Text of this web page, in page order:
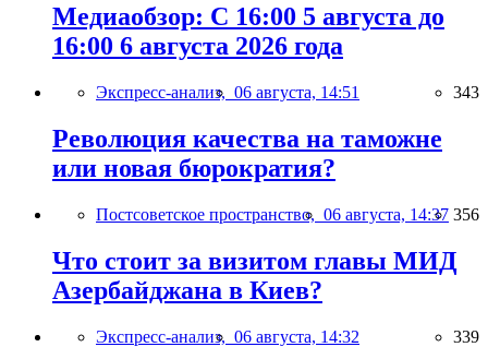
Медиаобзор: С 16:00 5 августа до
16:00 6 августа 2026 года
Экспресс-анализ, 06 августа, 14:51 343
Революция качества на таможне
или новая бюрократия?
Постсоветское пространство, 06 августа, 14:37 356
Что стоит за визитом главы МИД
Азербайджана в Киев?
Экспресс-анализ, 06 августа, 14:32 339